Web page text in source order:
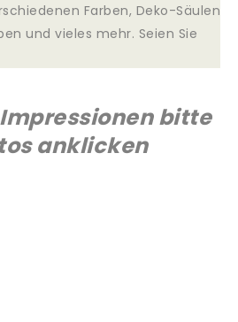
Farben, Deko-Säulen
und vieles mehr. Seien Sie
bitte
anklicken